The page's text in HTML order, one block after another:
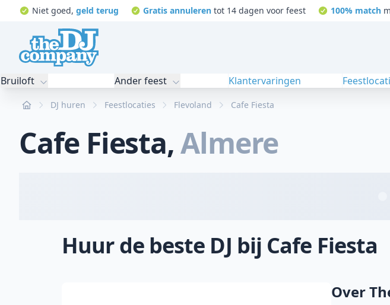
Niet goed, geld terug Gratis annuleren tot 14 dagen voor feest 100% match
Bruiloft Ander feest Klantervaringen
Home DJ huren Feestlocaties Flevoland Cafe Fiesta
Cafe Fiesta,Almere
Huur de beste DJ bij Cafe Fiesta
Over